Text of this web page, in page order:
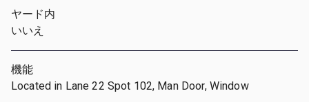
ヤード内
いいえ
機能
Located in Lane 22 Spot 102, Man Door, Window